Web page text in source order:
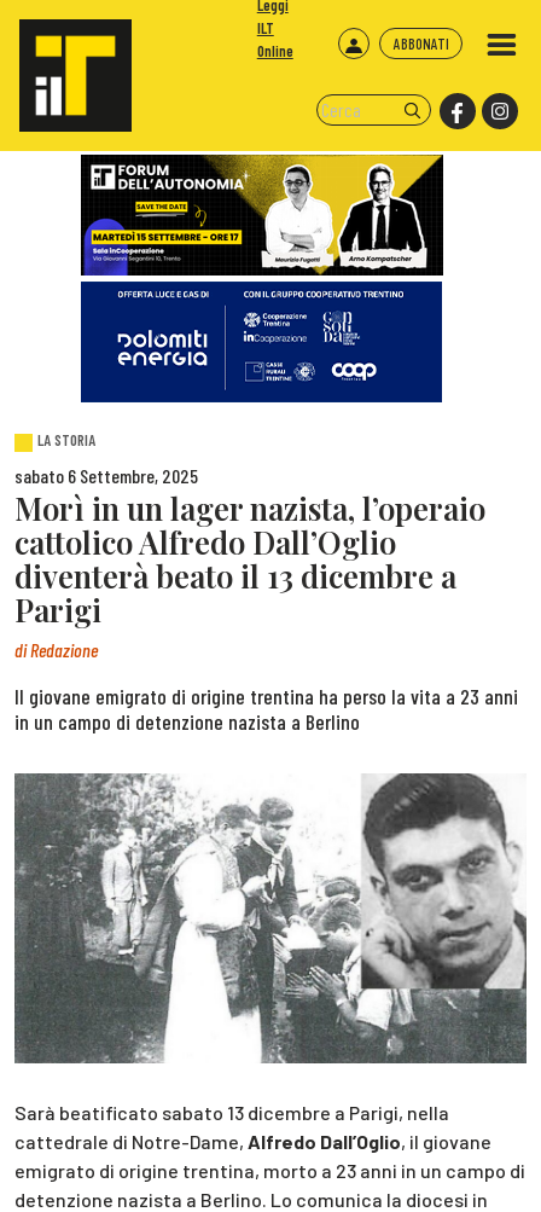
ABBONATI
Leggi
ILT
Online
LA STORIA
sabato 6 Settembre, 2025
Morì in un lager nazista, l’operaio
cattolico Alfredo Dall’Oglio
diventerà beato il 13 dicembre a
Parigi
diRedazione
Il giovane emigrato di origine trentina ha perso la vita a 23 anni
in un campo di detenzione nazista a Berlino
Sarà beatificato sabato 13 dicembre a Parigi, nella
cattedrale di Notre-Dame, Alfredo Dall’Oglio, il giovane
emigrato di origine trentina, morto a 23 anni in un campo di
detenzione nazista a Berlino. Lo comunica la diocesi in